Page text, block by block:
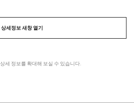
상세정보 새창 열기
상세 정보를 확대해 보실 수 있습니다.